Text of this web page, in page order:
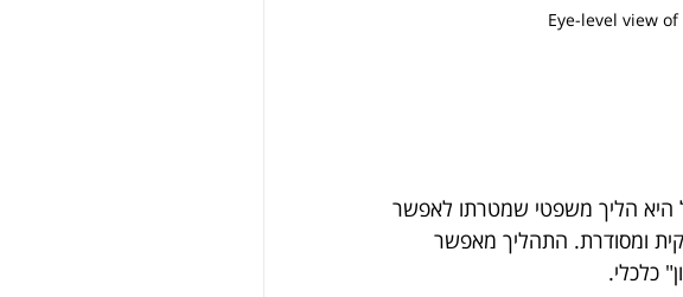
Eye-level view
היא הליך משפטי שמטרתו לאפשר
ומסודרת. התהליך מאפשר
כלכלי.